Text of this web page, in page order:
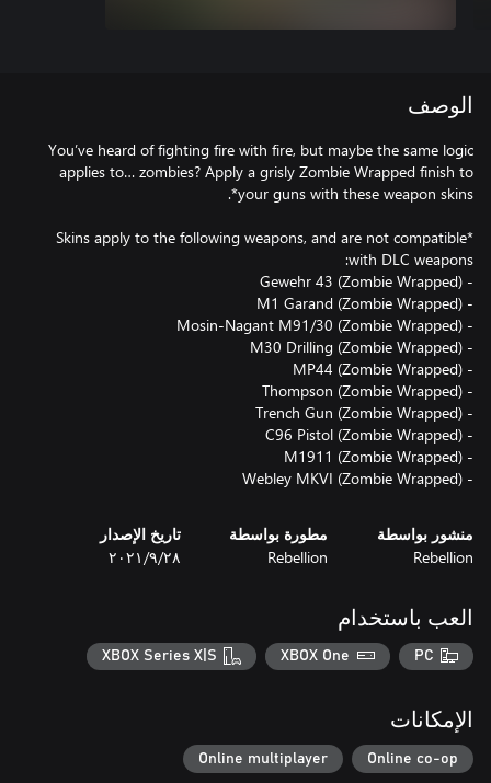
الوصف
You’ve heard of fighting fire with fire, but maybe the same logic
applies to… zombies? Apply a grisly Zombie Wrapped finish to
*Skins apply to the following weapons, and are not compatible
- Webley MKVI (Zombie Wrapped)
منشور بواسطة
Rebellion
مطورة بواسطة
Rebellion
تاريخ الإصدار
٢٨‏/٩‏/٢٠٢١
العب باستخدام
PC
XBOX One
XBOX Series X|S
الإمكانات
Online co-op
Online multiplayer